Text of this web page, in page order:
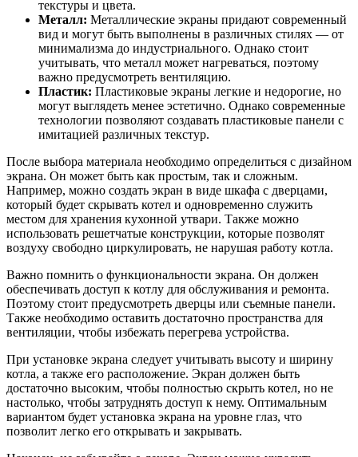
текстуры и цвета.
Металл: Металлические экраны придают современный
вид и могут быть выполнены в различных стилях — от
минимализма до индустриального. Однако стоит
учитывать, что металл может нагреваться, поэтому
важно предусмотреть вентиляцию.
Пластик: Пластиковые экраны легкие и недорогие, но
могут выглядеть менее эстетично. Однако современные
технологии позволяют создавать пластиковые панели с
имитацией различных текстур.
После выбора материала необходимо определиться с дизайном
экрана. Он может быть как простым, так и сложным.
Например, можно создать экран в виде шкафа с дверцами,
который будет скрывать котел и одновременно служить
местом для хранения кухонной утвари. Также можно
использовать решетчатые конструкции, которые позволят
воздуху свободно циркулировать, не нарушая работу котла.
Важно помнить о функциональности экрана. Он должен
обеспечивать доступ к котлу для обслуживания и ремонта.
Поэтому стоит предусмотреть дверцы или съемные панели.
Также необходимо оставить достаточно пространства для
вентиляции, чтобы избежать перегрева устройства.
При установке экрана следует учитывать высоту и ширину
котла, а также его расположение. Экран должен быть
достаточно высоким, чтобы полностью скрыть котел, но не
настолько, чтобы затруднять доступ к нему. Оптимальным
вариантом будет установка экрана на уровне глаз, что
позволит легко его открывать и закрывать.